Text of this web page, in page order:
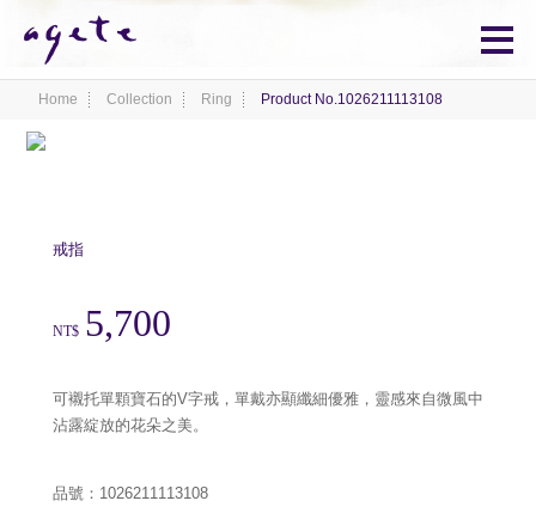
Home Collection Ring Product No.1026211113108
戒指
NT$ 5,700
可襯托單顆寶石的V字戒，單戴亦顯纖細優雅，靈感來自微風中
沾露綻放的花朵之美。
品號：1026211113108